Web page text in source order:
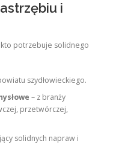
i
potrzebuje solidnego
szydłowieckiego.
– z branży
przetwórczej,
solidnych napraw i